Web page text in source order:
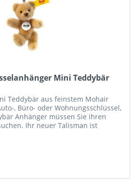
Mini Teddybär
Teddybär aus feinstem Mohair
, Büro- oder Wohnungsschlüssel,
Anhänger müssen Sie ihren
Ihr neuer Talisman ist